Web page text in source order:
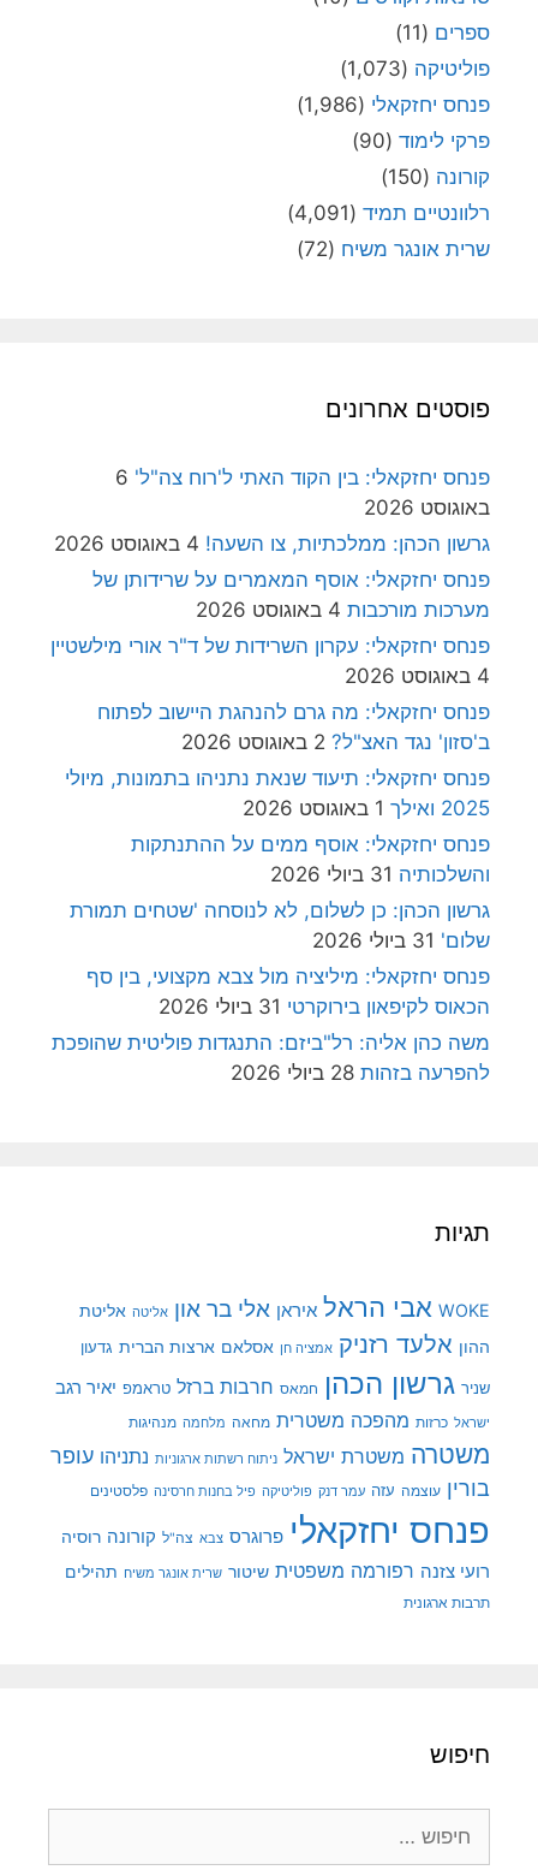
ספרים (11)
פוליטיקה (1,073)
פנחס יחזקאלי (1,986)
פרקי לימוד (90)
קורונה (150)
רלוונטיים תמיד (4,091)
שרית אונגר משיח (72)
פוסטים אחרונים
פנחס יחזקאלי: בין הקוד האתי ל'רוח צה"ל' 6
באוגוסט 2026
גרשון הכהן: ממלכתיות, צו השעה! 4 באוגוסט 2026
פנחס יחזקאלי: אוסף המאמרים על שרידותן של
מערכות מורכבות 4 באוגוסט 2026
פנחס יחזקאלי: עקרון השרידות של ד"ר אורי מילשטיין
4 באוגוסט 2026
פנחס יחזקאלי: מה גרם להנהגת היישוב לפתוח
ב'סזון' נגד האצ"ל? 2 באוגוסט 2026
פנחס יחזקאלי: תיעוד שנאת נתניהו בתמונות, מיולי
2025 ואילך
1 באוגוסט 2026
פנחס יחזקאלי: אוסף ממים על ההתנתקות
והשלכותיה 31 ביולי 2026
גרשון הכהן: כן לשלום, לא לנוסחה 'שטחים תמורת
שלום' 31 ביולי 2026
פנחס יחזקאלי: מיליציה מול צבא מקצועי, בין סף
הכאוס לקיפאון בירוקרטי 31 ביולי 2026
משה כהן אליה: רל"ביזם: התנגדות פוליטית שהופכת
להפרעה בזהות 28 ביולי 2026
תגיות
WOKE אבי הראל איראן אלי בר און אליטה אליטת
ההון אלעד רזניק אמציה חן אסלאם ארצות הברית גדעון
שניר גרשון הכהן חמאס חרבות ברזל טראמפ יאיר רגב
ישראל כרזות מהפכה משטרית מחאה מלחמה מנהיגות
משטרה משטרת ישראל ניתוח רשתות ארגוניות נתניהו עופר
בורין עוצמה עזה עמר דנק פוליטיקה פיל בחנות חרסינה פלסטינים
פנחס יחזקאלי פרוגרס צבא צה"ל קורונה רוסיה
רועי צזנה רפורמה משפטית שיטור שרית אונגר משיח תהילים
תרבות ארגונית
חיפוש